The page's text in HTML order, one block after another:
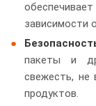
зависимости
пакеты и
свежесть, не
продуктов.